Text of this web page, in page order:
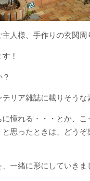
人様、手作りの玄関周
！
リア雑誌に載りそうな
に憧れる・・・とか、
と思ったときは、どうぞ
、一緒に形にしていきま